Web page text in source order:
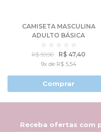
CAMISETA MASCULINA
ADULTO BÁSICA
R$ 59,90 R$ 47,40
9x de R$ 5,54
Comprar
Receba ofertas com